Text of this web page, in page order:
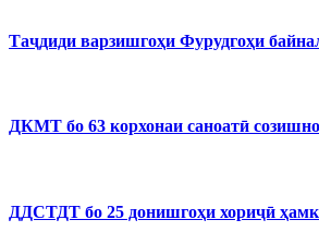
Таҷдиди варзишгоҳи Фурудгоҳи
ДКМТ бо 63 корхонаи саноатӣ
ДДСТДТ бо 25 донишгоҳи хориҷӣ